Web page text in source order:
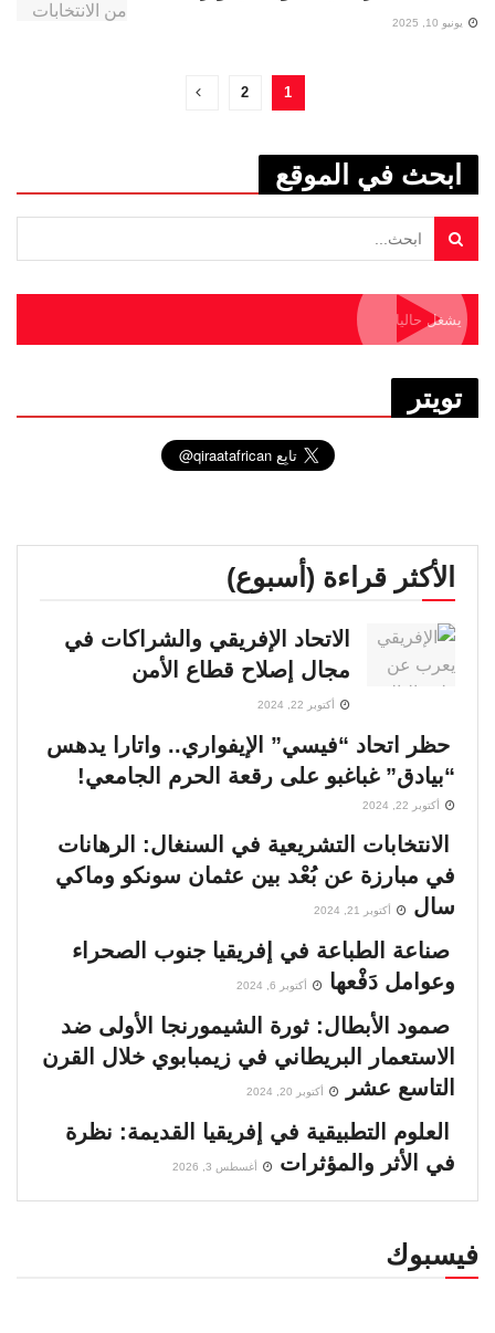
يونيو 10, 2025
1
2
ابحث في الموقع
يشغل حاليا
تويتر
الأكثر قراءة (أسبوع)
الاتحاد الإفريقي والشراكات في
مجال إصلاح قطاع الأمن
أكتوبر 22, 2024
حظر اتحاد “فيسي” الإيفواري.. واتارا يدهس
“بيادق” غباغبو على رقعة الحرم الجامعي!
أكتوبر 22, 2024
الانتخابات التشريعية في السنغال: الرهانات
في مبارزة عن بُعْد بين عثمان سونكو وماكي
سال
أكتوبر 21, 2024
صناعة الطباعة في إفريقيا جنوب الصحراء
وعوامل دَفْعها
أكتوبر 6, 2024
صمود الأبطال: ثورة الشيمورنجا الأولى ضد
الاستعمار البريطاني في زيمبابوي خلال القرن
التاسع عشر
أكتوبر 20, 2024
العلوم التطبيقية في إفريقيا القديمة: نظرة
في الأثر والمؤثرات
أغسطس 3, 2026
فيسبوك